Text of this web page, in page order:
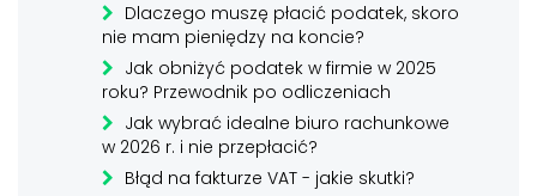
Dlaczego muszę płacić podatek, skoro
nie mam pieniędzy na koncie?
Jak obniżyć podatek w firmie w 2025
roku? Przewodnik po odliczeniach
Jak wybrać idealne biuro rachunkowe
w 2026 r. i nie przepłacić?
Błąd na fakturze VAT - jakie skutki?